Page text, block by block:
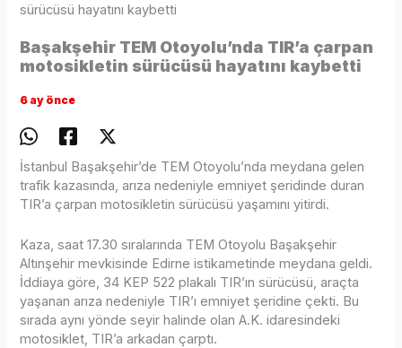
sürücüsü hayatını kaybetti
Başakşehir TEM Otoyolu’nda TIR’a çarpan
motosikletin sürücüsü hayatını kaybetti
6 ay önce
İstanbul Başakşehir’de TEM Otoyolu’nda meydana gelen
trafik kazasında, arıza nedeniyle emniyet şeridinde duran
TIR’a çarpan motosikletin sürücüsü yaşamını yitirdi.
Kaza, saat 17.30 sıralarında TEM Otoyolu Başakşehir
Altınşehir mevkisinde Edirne istikametinde meydana geldi.
İddiaya göre, 34 KEP 522 plakalı TIR’ın sürücüsü, araçta
yaşanan arıza nedeniyle TIR’ı emniyet şeridine çekti. Bu
sırada aynı yönde seyir halinde olan A.K. idaresindeki
motosiklet, TIR’a arkadan çarptı.